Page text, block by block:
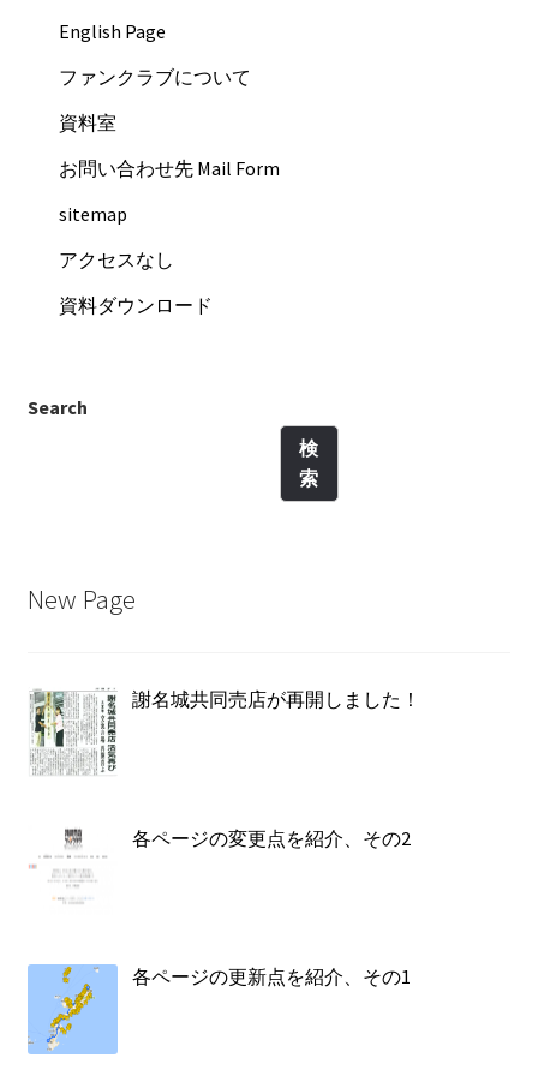
English Page
ファンクラブについて
資料室
お問い合わせ先 Mail Form
sitemap
アクセスなし
資料ダウンロード
Search
検
索
New Page
謝名城共同売店が再開しました！
各ページの変更点を紹介、その2
各ページの更新点を紹介、その1